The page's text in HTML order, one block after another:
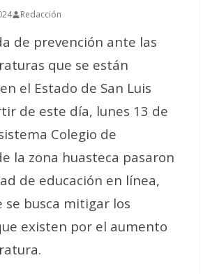
Redacción
de prevención ante las
que se están
el Estado de San Luis
de este día, lunes 13 de
Colegio de
la zona huasteca pasaron
de educación en línea,
se busca mitigar los
existen por el aumento